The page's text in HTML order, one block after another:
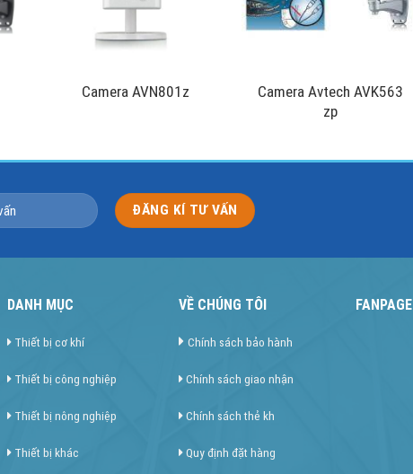
Camera AVN801z
Camera Avtech AVK563
zp
DANH MỤC
Thiết bị cơ khí
Thiết bị công nghiệp
Thiết bị nông nghiệp
Thiết bị khác
VỀ CHÚNG TÔI
Chính sách bảo hành
Chính sách giao nhận
Chính sách thẻ kh
Quy định đặt hàng
FANPAGE